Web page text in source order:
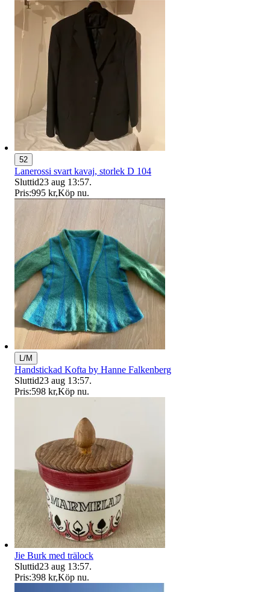
52
Lanerossi svart kavaj, storlek D 104
Sluttid23 aug 13:57.
Pris:995 kr,Köp nu.
L/M
Handstickad Kofta by Hanne Falkenberg
Sluttid23 aug 13:57.
Pris:598 kr,Köp nu.
Jie Burk med trälock
Sluttid23 aug 13:57.
Pris:398 kr,Köp nu.